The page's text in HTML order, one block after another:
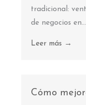
tradicional:
de negocios en...
Leer más →
Cómo